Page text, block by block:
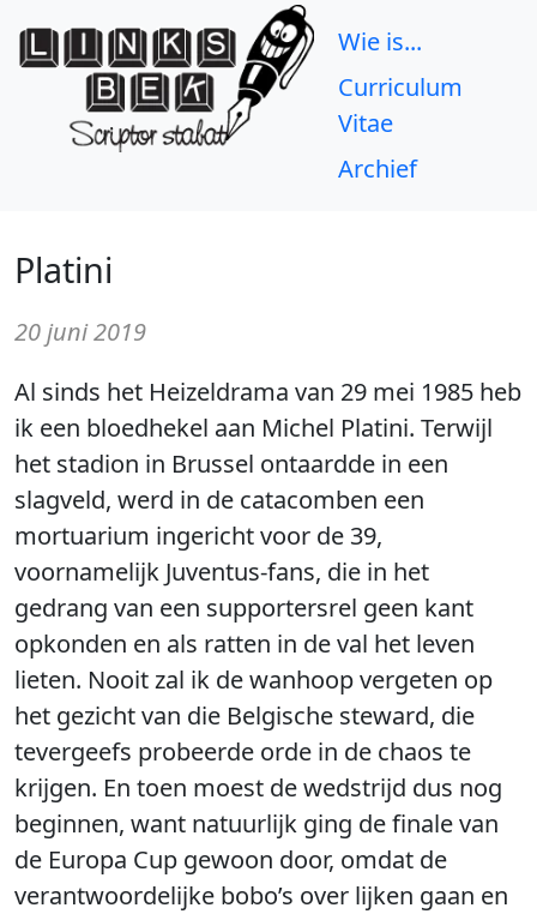
Wie is...
Curriculum
Vitae
Archief
Platini
20 juni 2019
Al sinds het Heizeldrama van 29 mei 1985 heb
ik een bloedhekel aan Michel Platini. Terwijl
het stadion in Brussel ontaardde in een
slagveld, werd in de catacomben een
mortuarium ingericht voor de 39,
voornamelijk Juventus-fans, die in het
gedrang van een supportersrel geen kant
opkonden en als ratten in de val het leven
lieten. Nooit zal ik de wanhoop vergeten op
het gezicht van die Belgische steward, die
tevergeefs probeerde orde in de chaos te
krijgen. En toen moest de wedstrijd dus nog
beginnen, want natuurlijk ging de finale van
de Europa Cup gewoon door, omdat de
verantwoordelijke bobo’s over lijken gaan en